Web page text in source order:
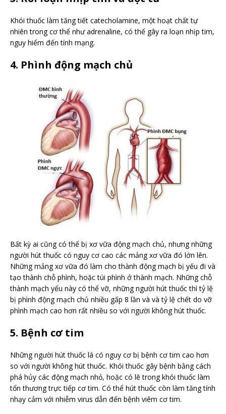
Khói thuốc làm tăng tiết catecholamine, một hoạt chất tự
nhiên trong cơ thể như adrenaline, có thể gây ra loạn nhịp tim,
nguy hiểm đến tính mạng.
4. Phình động mạch chủ
Bất kỳ ai cũng có thể bị xơ vữa động mạch chủ, nhưng những
người hút thuốc có nguy cơ cao các mảng xơ vữa đó lớn lên.
Những mảng xơ vữa đó làm cho thành động mạch bị yếu đi và
tạo thành chỗ phình, hoặc túi phình ở thành mạch. Những chỗ
thành mạch yếu này có thể vỡ, những người hút thuốc thì tỷ lệ
bị phình động mạch chủ nhiều gấp 8 lần và và tỷ lệ chết do vỡ
phình mạch cao hơn rất nhiều so với người không hút thuốc.
5. Bệnh cơ tim
Những người hút thuốc lá có nguy cơ bị bệnh cơ tim cao hơn
so với người không hút thuốc. Khói thuốc gây bệnh bằng cách
phá hủy các động mạch nhỏ, hoặc có lẽ trong khói thuốc làm
tổn thương trực tiếp cơ tim. Có thể hút thuốc còn làm tăng tính
nhạy cảm với nhiễm virus dẫn đến bệnh viêm cơ tim.